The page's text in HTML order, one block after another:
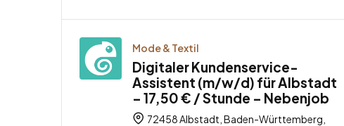
Mode & Textil
Digitaler Kundenservice-
Assistent (m/w/d) für Albstadt
– 17,50 € / Stunde – Nebenjob
72458 Albstadt, Baden-Württemberg,